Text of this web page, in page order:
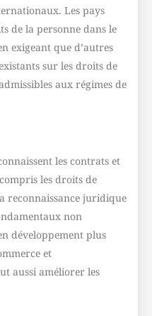
Les pays
de la personne dans le
exigeant que d’autres
sur les droits de
aux régimes de
les contrats et
les droits de
reconnaissance juridique
non
développement plus
et
aussi améliorer les